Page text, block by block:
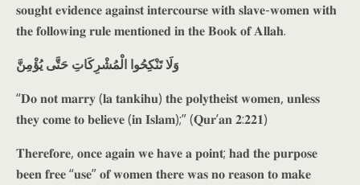
𝐬𝐨𝐮𝐠𝐡𝐭 𝐞𝐯𝐢𝐝𝐞𝐧𝐜𝐞 𝐚𝐠𝐚𝐢𝐧𝐬𝐭 𝐢𝐧𝐭𝐞𝐫𝐜𝐨𝐮𝐫𝐬𝐞 𝐰𝐢𝐭𝐡 𝐬𝐥𝐚𝐯𝐞-𝐰𝐨𝐦𝐞𝐧 𝐰𝐢𝐭𝐡
𝐭𝐡𝐞 𝐟𝐨𝐥𝐥𝐨𝐰𝐢𝐧𝐠 𝐫𝐮𝐥𝐞 𝐦𝐞𝐧𝐭𝐢𝐨𝐧𝐞𝐝 𝐢𝐧 𝐭𝐡𝐞 𝐁𝐨𝐨𝐤 𝐨𝐟 𝐀𝐥𝐥𝐚𝐡.
وَلَا تَنْكِحُوا الْمُشْرِكَاتِ حَتَّى يُؤْمِنَّ
“𝐃𝐨 𝐧𝐨𝐭 𝐦𝐚𝐫𝐫𝐲 (𝐥𝐚 𝐭𝐚𝐧𝐤𝐢𝐡𝐮) 𝐭𝐡𝐞 𝐩𝐨𝐥𝐲𝐭𝐡𝐞𝐢𝐬𝐭 𝐰𝐨𝐦𝐞𝐧, 𝐮𝐧𝐥𝐞𝐬𝐬
𝐭𝐡𝐞𝐲 𝐜𝐨𝐦𝐞 𝐭𝐨 𝐛𝐞𝐥𝐢𝐞𝐯𝐞 (𝐢𝐧 𝐈𝐬𝐥𝐚𝐦);” (𝐐𝐮𝐫’𝐚𝐧 𝟐:𝟐𝟐𝟏)
𝐓𝐡𝐞𝐫𝐞𝐟𝐨𝐫𝐞, 𝐨𝐧𝐜𝐞 𝐚𝐠𝐚𝐢𝐧 𝐰𝐞 𝐡𝐚𝐯𝐞 𝐚 𝐩𝐨𝐢𝐧𝐭; 𝐡𝐚𝐝 𝐭𝐡𝐞 𝐩𝐮𝐫𝐩𝐨𝐬𝐞
𝐛𝐞𝐞𝐧 𝐟𝐫𝐞𝐞 “𝐮𝐬𝐞” 𝐨𝐟 𝐰𝐨𝐦𝐞𝐧 𝐭𝐡𝐞𝐫𝐞 𝐰𝐚𝐬 𝐧𝐨 𝐫𝐞𝐚𝐬𝐨𝐧 𝐭𝐨 𝐦𝐚𝐤𝐞